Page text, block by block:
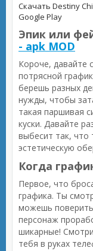
Скачать Destiny
Google Play
Эпик или
- apk MOD
Короче, давайте
потрясной
берешь разных
нужды, чтобы
такая паршивая
куски. Давайте
выбесит так,
эстетическую
Когда
Первое, что
графика. Ты
можешь
персонаж
шикарные!
тебя в руках